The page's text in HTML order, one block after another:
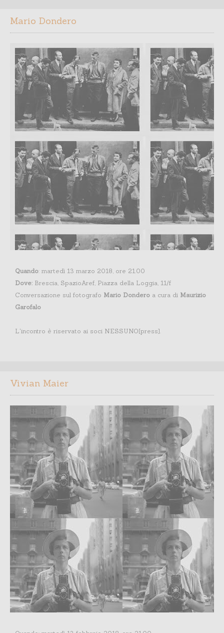
Mario Dondero
Quando: martedì 13 marzo 2018, ore 21.00
Dove: Brescia, SpazioAref, Piazza della Loggia, 11/f
Conversazione sul fotografo Mario Dondero a cura di Maurizio
Garofalo
L'incontro è riservato ai soci NESSUNO[press].
Vivian Maier